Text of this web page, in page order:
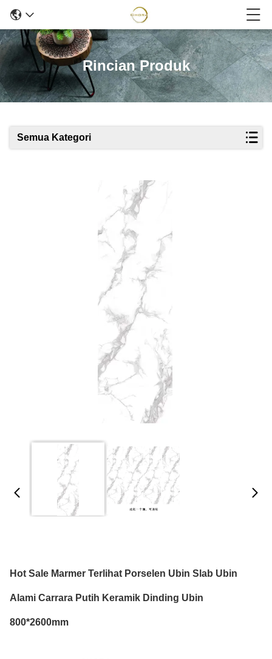
Rincian Produk
Semua Kategori
Hot Sale Marmer Terlihat Porselen Ubin Slab Ubin
Alami Carrara Putih Keramik Dinding Ubin
800*2600mm